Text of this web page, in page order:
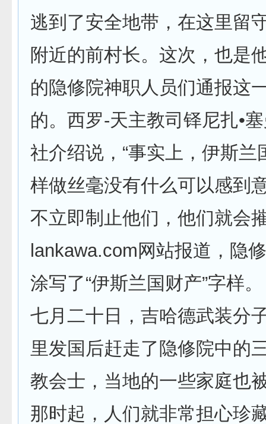
逃到了安全地带，在这里留
附近的前村长。这次，也是
的隐修院神职人员们通报这
的。西罗-天主教司铎尼扎•
社介绍说，“事实上，伊斯兰
样做丝毫没有什么可以感到
不立即制止他们，他们就会
lankawa.com网站报道，隐
涂写了“伊斯兰国财产”字样。
七月二十日，吉哈德武装分
里发国后赶走了隐修院中的
教会士，当地的一些家庭也
那时起，人们就非常担心珍